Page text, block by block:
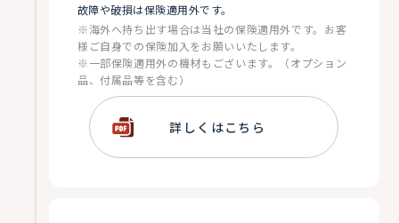
故障や破損は保険適用外です。
※海外へ持ち出す場合は当社の保険適用外です。お客
様ご自身での保険加入をお願いいたします。
※一部保険適用外の機材もございます。（オプション
品、付属品等を含む）
詳しくはこちら